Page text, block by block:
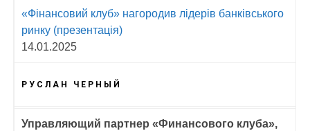
«Фінансовий клуб» нагородив лідерів банківського
ринку (презентація)
14.01.2025
РУСЛАН ЧЕРНЫЙ
Управляющий партнер «Финансового клуба»,